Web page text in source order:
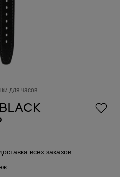
для часов
всех заказов